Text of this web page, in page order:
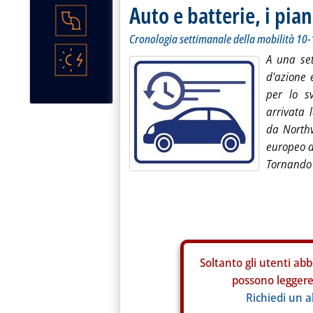
Auto e batterie, i
Cronologia settimanale della mobilità
A una
d'azione
per lo
arrivata
da
europeo
Soltanto gli utenti
possono
Richiedi un